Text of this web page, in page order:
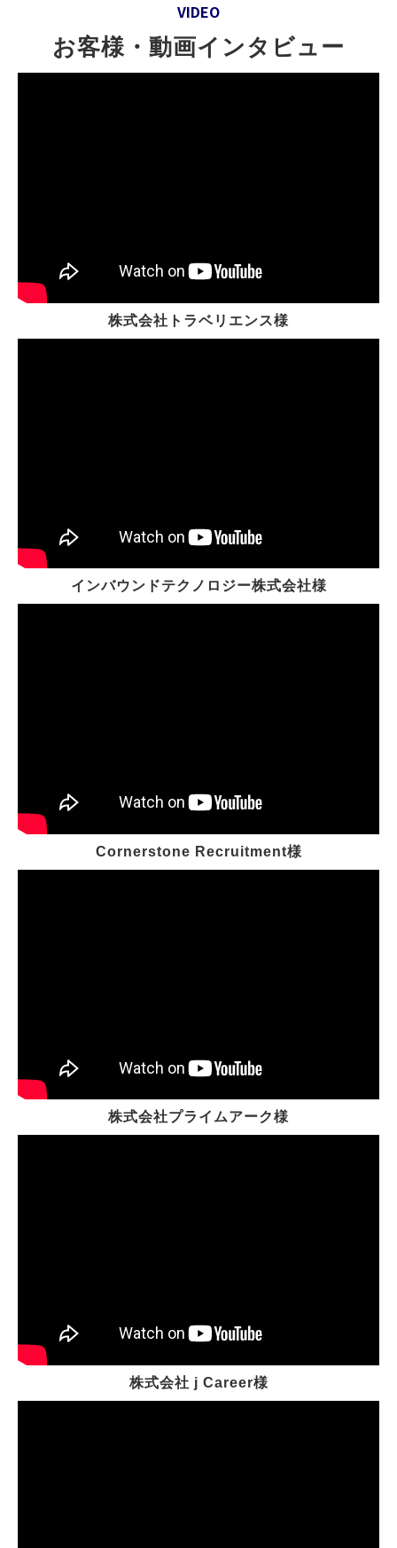
VIDEO
お客様・動画インタビュー
株式会社トラベリエンス様
インバウンドテクノロジー株式会社様
Cornerstone Recruitment様
株式会社プライムアーク様
株式会社 j Career様